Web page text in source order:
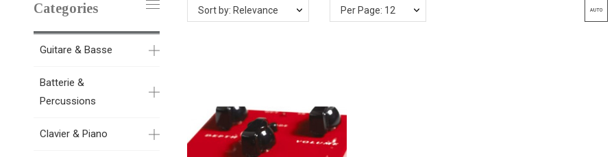
Categories
Guitare & Basse
Batterie &
Percussions
Clavier & Piano
Sort by: Relevance Per Page: 12